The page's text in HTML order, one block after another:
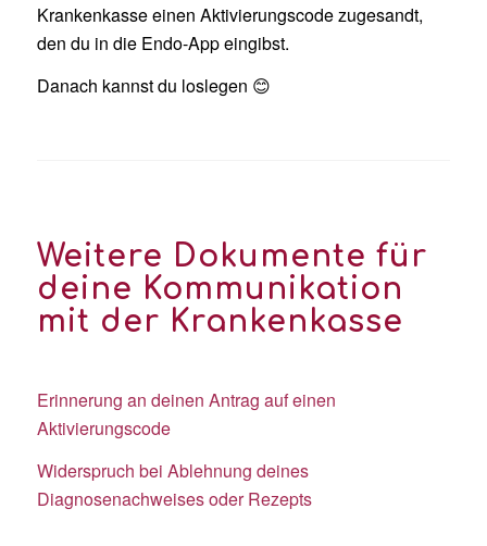
Krankenkasse einen Aktivierungscode zugesandt,
den du in die Endo-App eingibst.
Danach kannst du loslegen 😊
Weitere Dokumente für
deine Kommunikation
mit der Krankenkasse
Erinnerung an deinen Antrag auf einen
Aktivierungscode
Widerspruch bei Ablehnung deines
Diagnosenachweises oder Rezepts